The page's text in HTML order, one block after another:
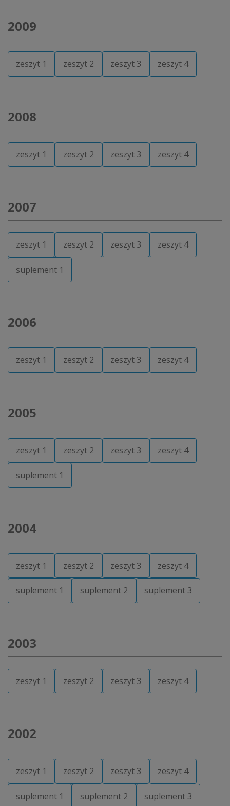
2009
zeszyt 1 zeszyt 2 zeszyt 3 zeszyt 4
2008
zeszyt 1 zeszyt 2 zeszyt 3 zeszyt 4
2007
zeszyt 1 zeszyt 2 zeszyt 3 zeszyt 4
suplement 1
2006
zeszyt 1 zeszyt 2 zeszyt 3 zeszyt 4
2005
zeszyt 1 zeszyt 2 zeszyt 3 zeszyt 4
suplement 1
2004
zeszyt 1 zeszyt 2 zeszyt 3 zeszyt 4
suplement 1 suplement 2 suplement 3
2003
zeszyt 1 zeszyt 2 zeszyt 3 zeszyt 4
2002
zeszyt 1 zeszyt 2 zeszyt 3 zeszyt 4
suplement 1 suplement 2 suplement 3